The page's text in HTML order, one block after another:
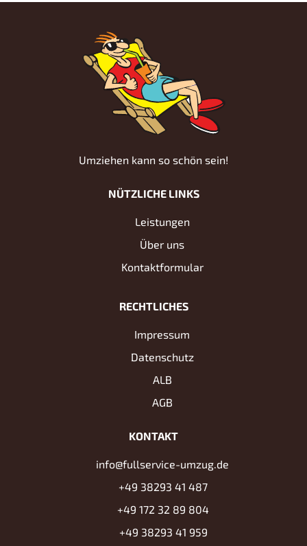
Umziehen kann so schön sein!
NÜTZLICHE LINKS
Leistungen
Über uns
Kontaktformular
RECHTLICHES
Impressum
Datenschutz
ALB
AGB
KONTAKT
info@fullservice-umzug.de
+49 38293 41 487
+49 172 32 89 804
+49 38293 41 959